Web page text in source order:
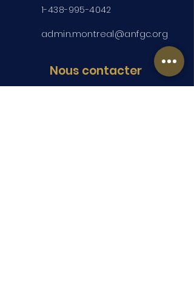
1-438-995-4042
admin.montreal@anfgc.org
Nous contacter